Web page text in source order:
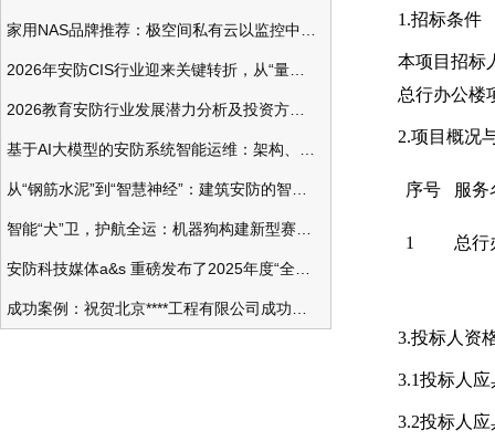
1.招标条件
本项目招标
总行办公楼
2.项目概况
序号 服务
1 总行
3.投标人资
3.1投标人
3.2投标人